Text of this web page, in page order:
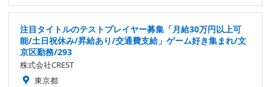
注目タイトルのテストプレイヤー募集「月給30万円以上可
能/土日祝休み/昇給あり/交通費支給」ゲーム好き集まれ/文
京区勤務/293
株式会社CREST
東京都